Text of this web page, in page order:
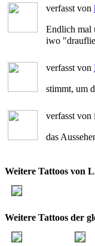
verfasst von
Endlich mal
iwo
verfasst von
stimmt, um
verfasst von
das
Weitere Tattoos von
Weitere Tattoos der